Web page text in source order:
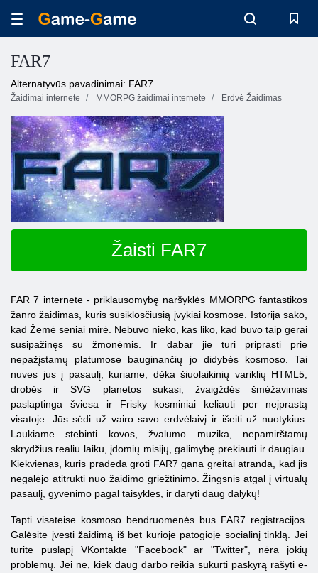
FAR7
Alternatyvūs pavadinimai: FAR7
Žaidimai internete MMORPG žaidimai internete Erdvė Žaidimas
Žaisti FAR7
FAR7 internete - priklausomybę naršyklės MMORPGfantastikos
žanro žaidimas, kuris susiklosčiusią įvykiai kosmose. Istorija sako,
kad Žemė seniai mirė. Nebuvo nieko, kas liko, kad buvo taip gerai
susipažinęs su žmonėmis. Ir dabar jie turi priprasti prie
nepažįstamų platumose bauginančių jo didybės kosmoso. Tai
nuves jus į pasaulį, kuriame, dėka šiuolaikinių variklių HTML5,
drobės ir SVG planetos sukasi, žvaigždės šmėžavimas
paslaptinga šviesa ir Frisky kosminiai keliauti per neįprastą
visatoje. Jūs sėdi už vairo savo erdvėlaivį ir išeiti už nuotykius.
Laukiame stebinti kovos, žvalumo muzika, nepamirštamų
skrydžius realiu laiku, įdomių misijų, galimybę prekiauti ir daugiau.
Kiekvienas, kuris pradeda groti FAR7 gana greitai atranda, kad jis
negalėjo atitrūkti nuo žaidimo griežtinimo. Žingsnis atgal į virtualų
pasaulį, gyvenimo pagal taisykles, ir daryti daug dalykų!
Tapti visateise kosmoso bendruomenės bus FAR7 registracijos.
Galėsite įvesti žaidimą iš bet kurioje patogioje socialinį tinklą. Jei
turite puslapį VKontakte "Facebook" ar "Twitter", nėra jokių
problemų. Jei ne, kiek daug darbo reikia sukurti paskyrą rašyti e-